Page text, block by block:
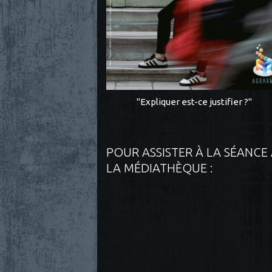
"Expliquer est-ce justifier ?"
POUR ASSISTER À LA SÉANCE
LA MÉDIATHÈQUE :